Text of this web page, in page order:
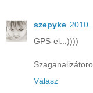
szepyke 2010.
GPS-el..:))))
Válasz